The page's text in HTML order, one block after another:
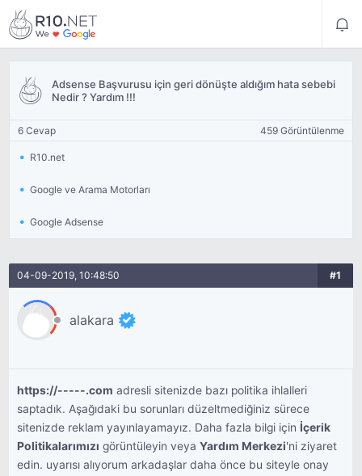
Adsense Başvurusu için geri dönüşte aldığım hata sebebi
Nedir ? Yardım !!!
6 Cevap 459 Görüntülenme
R10.net
Google ve Arama Motorları
Google Adsense
04-09-2019, 10:48:50 #1
alakara
https://-----.com adresli sitenizde bazı politika ihlalleri
saptadık. Aşağıdaki bu sorunları düzeltmediğiniz sürece
sitenizde reklam yayınlayamayız. Daha fazla bilgi için İçerik
Politikalarımızı görüntüleyin veyaYardım Merkezi'ni ziyaret
edin. uyarısı alıyorum arkadaşlar daha önce bu siteyle onay